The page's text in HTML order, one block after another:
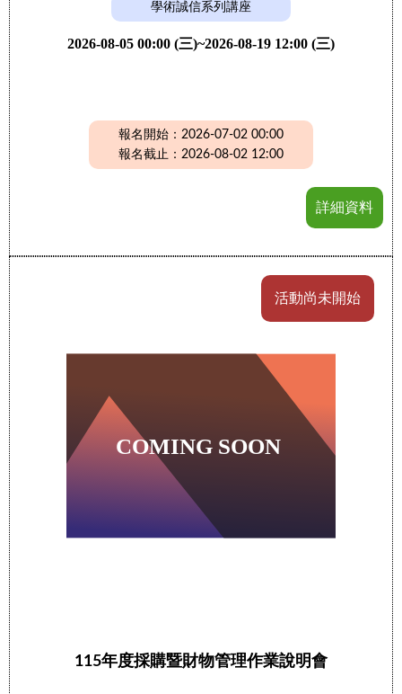
學術誠信系列講座
2026-08-05 00:00 (三)~2026-08-19 12:00 (三)
報名開始：2026-07-02 00:00
報名截止：2026-08-02 12:00
詳細資料
活動尚未開始
115年度採購暨財物管理作業說明會